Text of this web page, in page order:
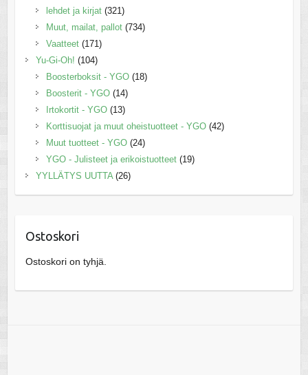
lehdet ja kirjat (321)
Muut, mailat, pallot (734)
Vaatteet (171)
Yu-Gi-Oh! (104)
Boosterboksit - YGO (18)
Boosterit - YGO (14)
Irtokortit - YGO (13)
Korttisuojat ja muut oheistuotteet - YGO (42)
Muut tuotteet - YGO (24)
YGO - Julisteet ja erikoistuotteet (19)
YYLLÄTYS UUTTA (26)
Ostoskori
Ostoskori on tyhjä.